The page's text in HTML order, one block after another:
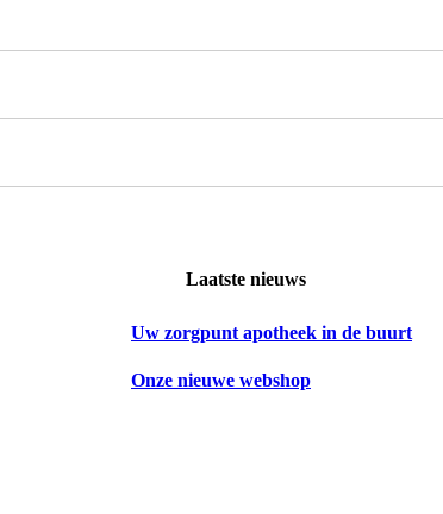
Laatste nieuws
Uw zorgpunt apotheek in de buurt
Onze nieuwe webshop